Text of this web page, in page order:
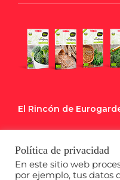
El Rincón de
Calendario de Siembra
Política de privacidad
En este sitio web
por ejemplo, tus datos